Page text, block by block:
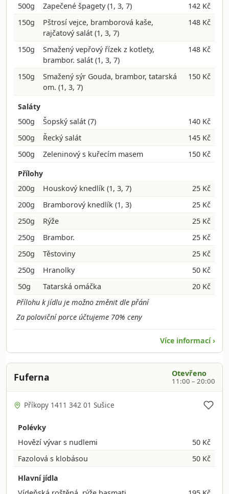
500g Zapečené špagety(1, 3, 7)
142 Kč
150g
Pštrosí vejce, bramborová kaše,
rajčatový salát(1, 3, 7)
148 Kč
150g
Smažený vepřový řízek z kotlety,
brambor. salát(1, 3, 7)
148 Kč
150g
Smažený sýr Gouda, brambor, tatarská
om.(1, 3, 7)
150 Kč
Saláty
500g
Šopský salát(7)
140 Kč
500g
Řecký salát
145 Kč
500g
Zeleninový s kuřecím masem
150 Kč
Přílohy
200g
Houskový knedlík(1, 3, 7)
25 Kč
200g
Bramborový knedlík(1, 3)
25 Kč
250g
Rýže
25 Kč
250g
Brambor.
25 Kč
250g
Těstoviny
25 Kč
250g
Hranolky
50 Kč
50g
Tatarská omáčka
20 Kč
Přílohu k jídlu je možno změnit dle přání
Za poloviční porce účtujeme 70% ceny
Více informací ›
Fuferna Otevřeno
11:00 – 20:00
Příkopy 1411 342 01 Sušice
Polévky
Hovězí vývar s nudlemi
50 Kč
Fazolová s klobásou
50 Kč
Hlavní jídla